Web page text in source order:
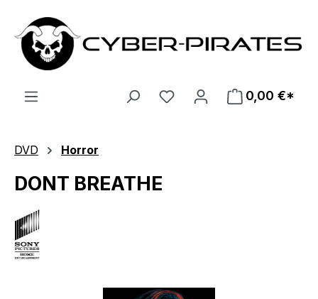
Zum Hauptinhalt springen
0,00 €*
DVD Horror
DONT BREATHE
Bildergalerie überspringen